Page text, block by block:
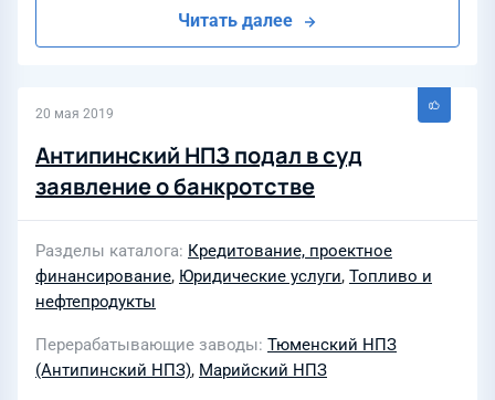
Читать далее
20 мая 2019
Антипинский НПЗ подал в суд
заявление о банкротстве
Разделы каталога Кредитование, проектное
финансирование, Юридические услуги, Топливо и
нефтепродукты
Перерабатывающие заводы Тюменский НПЗ
(Антипинский НПЗ), Марийский НПЗ